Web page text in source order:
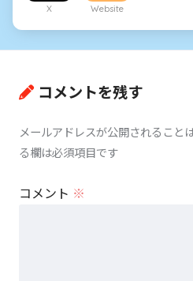
X Website
コメントを残す
メールアドレスが公開されること
る欄は必須項目です
コメント ※